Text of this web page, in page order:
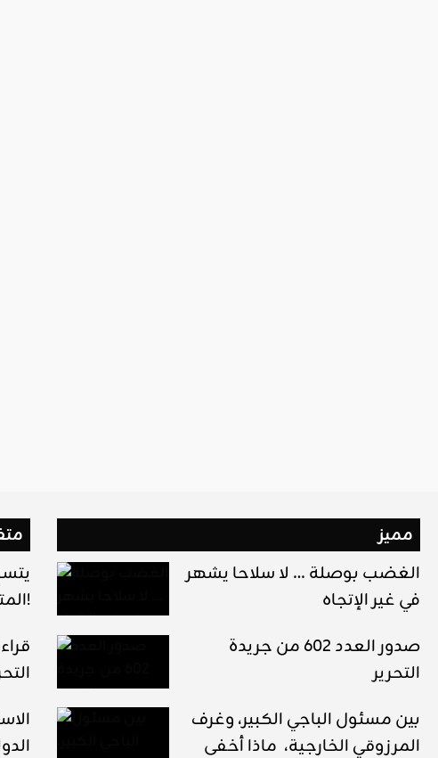
المتحدة وهي مدمرة بلادهم!
مميز
الغضب بوصلة … لا سلاحا يشهر
في غير الإتجاه
صدور العدد 602 من جريدة
التحرير
بين مسئول الباجي الكبير، وغرف
المرزوقي الخارجية، ماذا أخفى